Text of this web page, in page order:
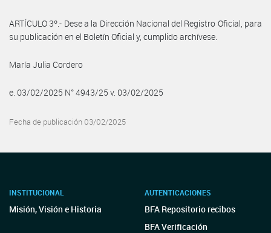
ARTÍCULO 3º.- Dese a la Dirección Nacional del Registro Oficial, para
su publicación en el Boletín Oficial y, cumplido archívese.
María Julia Cordero
e. 03/02/2025 N° 4943/25 v. 03/02/2025
Fecha de publicación 03/02/2025
INSTITUCIONAL
Misión, Visión e Historia
AUTENTICACIONES
BFA Repositorio recibos
BFA Verificación